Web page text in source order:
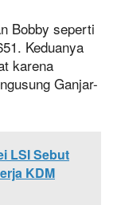
Bobby seperti
Keduanya
karena
Ganjar-
LSI Sebut
KDM